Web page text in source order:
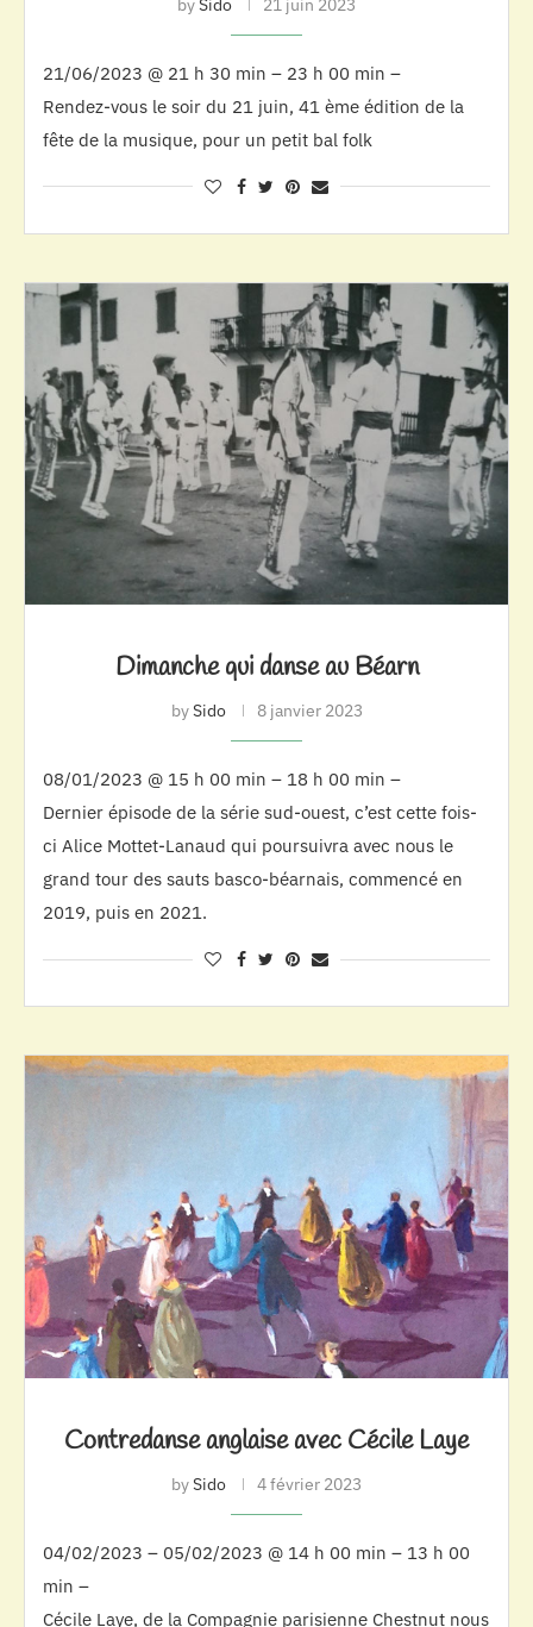
bySido 21 juin 2023
21/06/2023 @ 21 h 30 min – 23 h 00 min –
Rendez-vous le soir du 21 juin, 41 ème édition de la
fête de la musique, pour un petit bal folk
Dimanche qui danse au Béarn
bySido 8 janvier 2023
08/01/2023 @ 15 h 00 min – 18 h 00 min –
Dernier épisode de la série sud-ouest, c’est cette fois-
ci Alice Mottet-Lanaud qui poursuivra avec nous le
grand tour des sauts basco-béarnais, commencé en
2019, puis en 2021.
Contredanse anglaise avec Cécile Laye
bySido 4 février 2023
04/02/2023 – 05/02/2023 @ 14 h 00 min – 13 h 00
min –
Cécile Laye, de la Compagnie parisienne Chestnut nous